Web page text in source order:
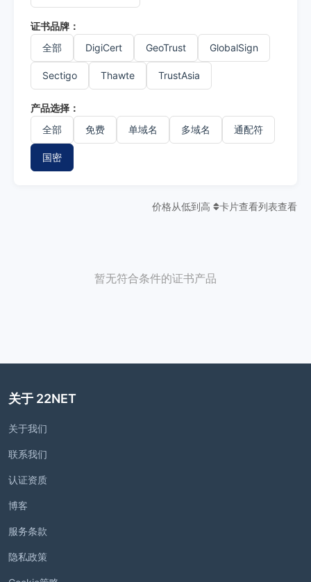
证书品牌：
全部
DigiCert GeoTrust GlobalSign
Sectigo Thawte TrustAsia
产品选择：
全部
免费 单域名 多域名 通配符
国密
价格从低到高 卡片查看列表查看
暂无符合条件的证书产品
关于 22NET
关于我们
联系我们
认证资质
博客
服务条款
隐私政策